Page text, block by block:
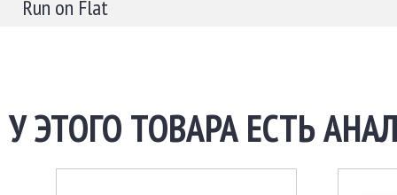
Run on Flat
У ЭТОГО ТОВАРА ЕСТЬ